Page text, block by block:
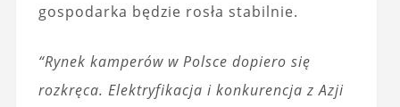
gospodarka będzie rosła stabilnie.
“Rynek kamperów w Polsce dopiero się
rozkręca. Elektryfikacja i konkurencja z Azji